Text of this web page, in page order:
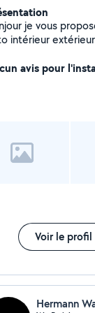
je vous
intérieur
montage
avis pour
Voir le profil
Hermann